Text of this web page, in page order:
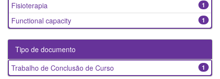
1
Fisioterapia
1
Functional capacity
Tipo de documento
1
Trabalho de Conclusão de Curso